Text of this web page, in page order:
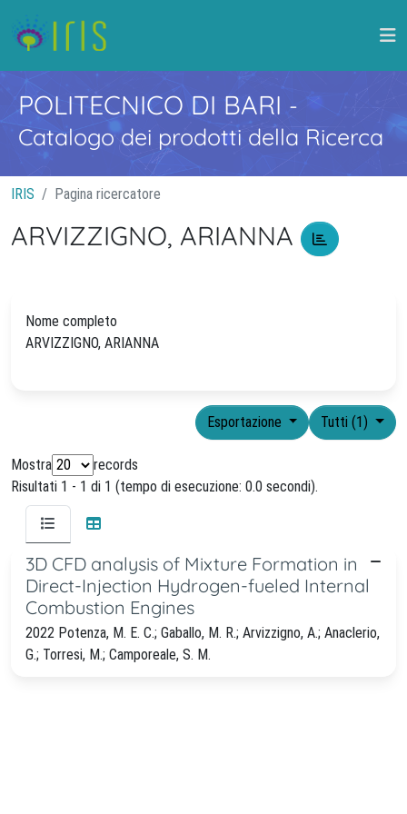
POLITECNICO DI BARI -
Catalogo dei prodotti della Ricerca
IRIS Pagina ricercatore
ARVIZZIGNO, ARIANNA
Nome completo
ARVIZZIGNO, ARIANNA
Tutti (1)
Esportazione
Mostra
records
Risultati 1 - 1 di 1 (tempo di esecuzione: 0.0 secondi).
3D CFD analysis of Mixture Formation in
Direct-Injection Hydrogen-fueled Internal
Combustion Engines
2022 Potenza, M. E. C.; Gaballo, M. R.; Arvizzigno, A.; Anaclerio,
G.; Torresi, M.; Camporeale, S. M.